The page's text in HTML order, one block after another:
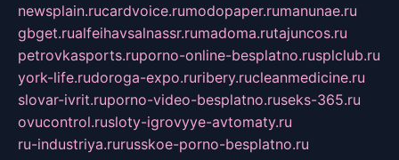
newsplain.rucardvoice.rumodopaper.rumanunae.ru
gbget.rualfeihavsalnassr.rumadoma.rutajuncos.ru
petrovkasports.ruporno-online-besplatno.rusplclub.ru
york-life.rudoroga-expo.ruribery.rucleanmedicine.ru
slovar-ivrit.ruporno-video-besplatno.ruseks-365.ru
ovucontrol.rusloty-igrovyye-avtomaty.ru
ru-industriya.rurusskoe-porno-besplatno.ru